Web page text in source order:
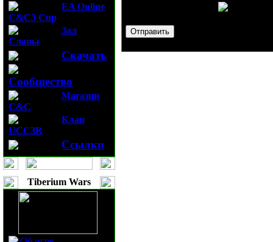
EA Online
C&C3 Cup
Зал
Славы
Скачать
Сообщество
Магазин
C&C
Клан
UCC3R
Ссылки
Tiberium Wars